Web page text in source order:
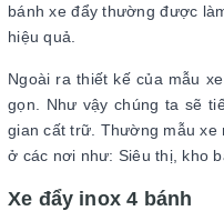
bánh xe đẩy thường được
hiệu quả.
Ngoài ra thiết kế của mẫu
gọn. Như vậy chúng ta sẽ
gian cất trữ. Thường mẫu xe
ở các nơi như: Siêu thị, kho
Xe đẩy inox 4 bánh